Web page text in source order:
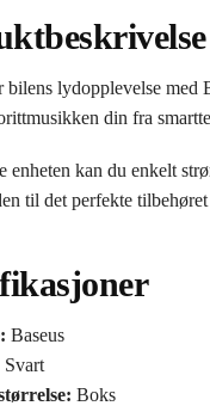
bilens lydopplevelse med
din fra
enheten kan du enkelt
til det perfekte
Baseus
Svart
Boks